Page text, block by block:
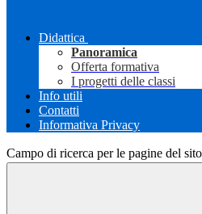
Didattica
Panoramica
Offerta formativa
I progetti delle classi
Info utili
Contatti
Informativa Privacy
Campo di ricerca per le pagine del sito